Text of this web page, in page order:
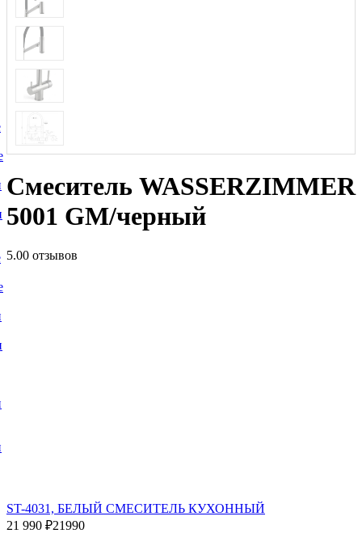
Смеситель WASSERZIMMER
5001 GM/черный
5.00 отзывов
ST-4031, БЕЛЫЙ СМЕСИТЕЛЬ КУХОННЫЙ
21 990 ₽21990